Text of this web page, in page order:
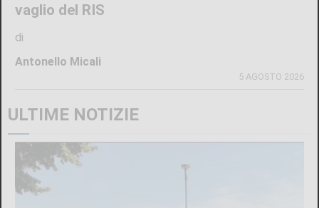
vaglio del RIS
di
Antonello Micali
5 AGOSTO 2026
ULTIME NOTIZIE